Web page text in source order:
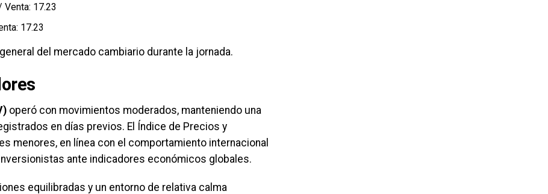
Venta: 17.23
17.23
del mercado cambiario durante la jornada.
operó con movimientos moderados, manteniendo una
en días previos. El Índice de Precios y
menores, en línea con el comportamiento internacional
ante indicadores económicos globales.
equilibradas y un entorno de relativa calma